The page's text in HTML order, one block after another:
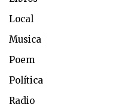
Local
Musica
Poem
Política
Radio